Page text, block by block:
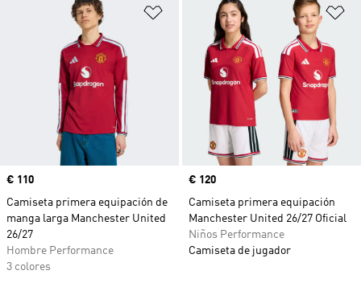
Añadir a la lista de deseos
Precio
€ 110
Camiseta primera equipación de
manga larga Manchester United
26/27
Hombre Performance
3 colores
Precio
€ 120
Camiseta primera equipación
Manchester United 26/27 Oficial
Niños Performance
Camiseta de jugador